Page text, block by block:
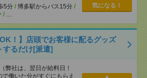
5分 / 博多駅からバス15分 /
/ …
気になる！
OK！】店頭でお客様に配るグッズ
するだけ[派遣]
弊社は、翌日が給料日！
働いた分がすぐにもらえ